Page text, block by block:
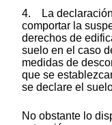
4. La declaración
comportar la
derechos de
suelo en el caso
medidas de
que se
se declare el
No obstante lo